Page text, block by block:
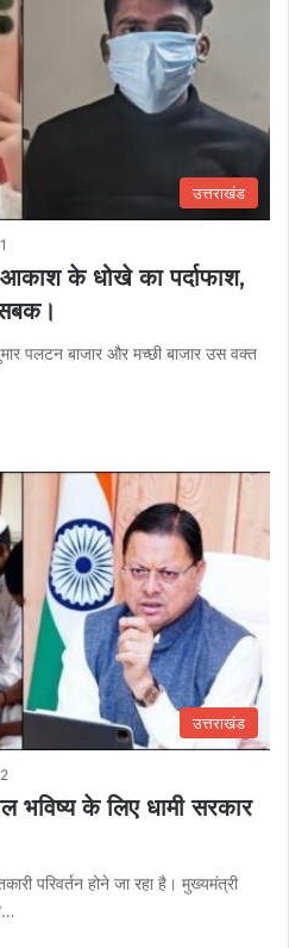
उत्तराखंड
1
के धोखे का पर्दाफाश,
पलटन बाजार और मच्छी बाजार उस वक्त
उत्तराखंड
2
के लिए धामी सरकार
परिवर्तन होने जा रहा है। मुख्यमंत्री